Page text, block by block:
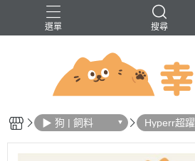
選單 搜尋
巔峰 法米納 無穀
▶ 狗 | 飼料 Hyperr超躍